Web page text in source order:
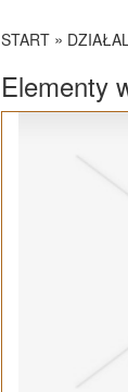
START»
Elementy